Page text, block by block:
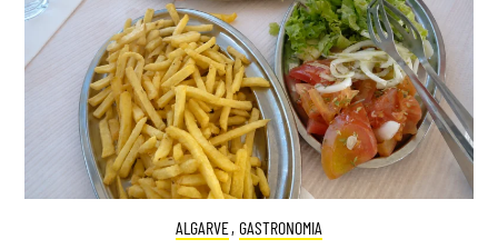
ALGARVE, GASTRONOMIA